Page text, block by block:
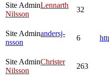
Site AdminLennarth
Nilsson
32
Site Adminandersj-
nsson
6
Site AdminChrister
Nilsson
263